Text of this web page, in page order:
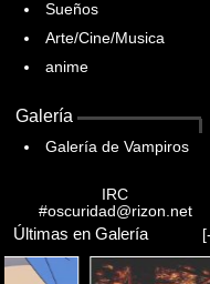
Sueños
Arte/Cine/Musica
anime
Galería
Galería de Vampiros
IRC
#oscuridad@rizon.net
Últimas en Galería